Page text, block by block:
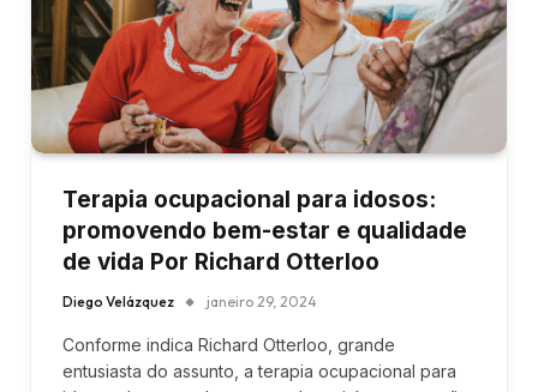
Terapia ocupacional para idosos:
promovendo bem-estar e qualidade
de vida Por Richard Otterloo
Diego Velázquez janeiro 29, 2024
Conforme indica Richard Otterloo, grande
entusiasta do assunto, a terapia ocupacional para